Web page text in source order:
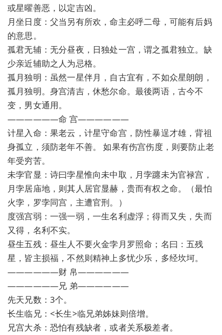
或星曜善恶，以定吉凶。
月坐日度：父当另有所欢，命主必呼二母，可能有后妈
的意思。
孤君无辅：无分昼夜，日独处一宫，谓之孤君独立。缺
少亲近辅助之人为忌格。
孤月独明：虽然一星伴月，自古宜有，不如众星朗朗，
孤月独明。身宫清吉，休愁尔命。最後两语，古今不
变，男女通用。
——————命 宫——————
计星入命：果老云，计星守命宫，防性暴逞才雄，背祖
身孤立，须防老年不善。 如果有伤宫伤度，则要防止老
年受穷苦。
未孛官显：诗曰孛星惟向未中取，月孛躔未为官禄宫，
月孛居庙地，则其人居官显赫，贵而有权之命。（最怕
火孛，罗孛同宫，主遭官刑。）
度强宫弱：一强一弱，一生名利虚浮；得而又失，失而
又得，名利不实。
昼生五残：昼生人不要火金孛月罗照命；名曰：五残
星，皆主损福，不然则精神上多忧少乐，多经坎坷。
——————财 帛——————
——————兄 弟——————
先天兄数：3个。
长生临兄：<长生>临兄弟姊妹则倍增。
兄宫大杀：恐怕有残缺者，或者关系极差者。